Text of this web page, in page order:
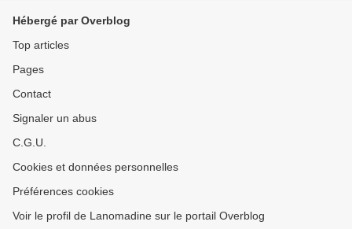
Hébergé par Overblog
Top articles
Pages
Contact
Signaler un abus
C.G.U.
Cookies et données personnelles
Préférences cookies
Voir le profil de Lanomadine sur le portail Overblog